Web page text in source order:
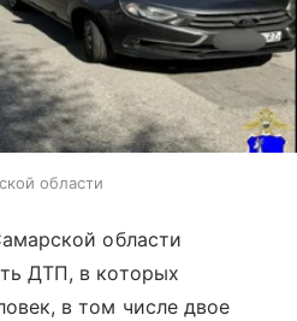
области
области
ДТП, в которых
в том числе двое